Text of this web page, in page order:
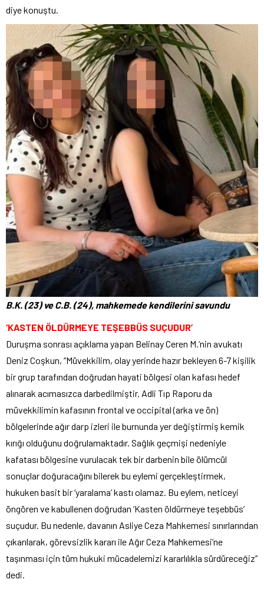
diye konuştu.
B.K. (23) ve C.B. (24), mahkemede kendilerini savundu
‘KASTEN ÖLDÜRMEYE TEŞEBBÜS SUÇUDUR’
Duruşma sonrası açıklama yapan Belinay Ceren M.’nin avukatı
Deniz Coşkun, “Müvekkilim, olay yerinde hazır bekleyen 6-7 kişilik
bir grup tarafından doğrudan hayati bölgesi olan kafası hedef
alınarak acımasızca darbedilmiştir. Adli Tıp Raporu da
müvekkilimin kafasının frontal ve occipital (arka ve ön)
bölgelerinde ağır darp izleri ile burnunda yer değiştirmiş kemik
kırığı olduğunu doğrulamaktadır. Sağlık geçmişi nedeniyle
kafatası bölgesine vurulacak tek bir darbenin bile ölümcül
sonuçlar doğuracağını bilerek bu eylemi gerçekleştirmek,
hukuken basit bir ‘yaralama’ kastı olamaz. Bu eylem, neticeyi
öngören ve kabullenen doğrudan ‘Kasten öldürmeye teşebbüs’
suçudur. Bu nedenle, davanın Asliye Ceza Mahkemesi sınırlarından
çıkarılarak, görevsizlik kararı ile Ağır Ceza Mahkemesi’ne
taşınması için tüm hukuki mücadelemizi kararlılıkla sürdüreceğiz”
dedi.